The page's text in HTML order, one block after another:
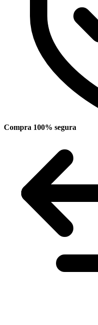
Compra 100% segura